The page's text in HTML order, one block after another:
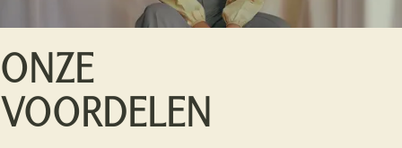
ONZE
VOORDELEN